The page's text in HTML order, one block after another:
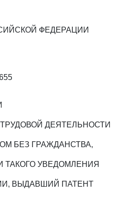
ФЕДЕРАЦИИ
ДЕЯТЕЛЬНОСТИ
БЕЗ ГРАЖДАНСТВА,
ТАКОГО УВЕДОМЛЕНИЯ
ВЫДАВШИЙ ПАТЕНТ